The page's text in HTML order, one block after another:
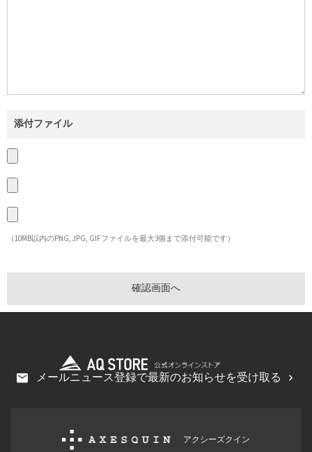
添付ファイル
（10MB以内のPNG, JPG, GIFファイルを最大3個まで添付可能です）
メールニュース登録で最新のお知らせを受け取る
アクシーズクイン